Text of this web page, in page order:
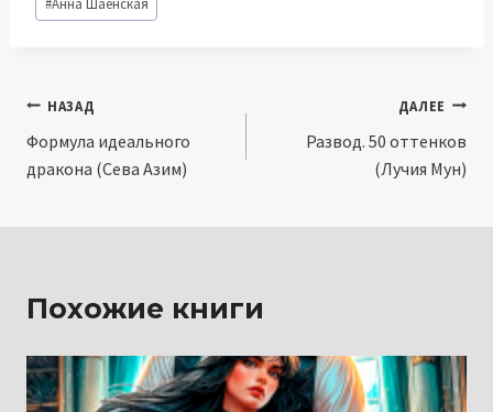
записи:
Навигация
по
НАЗАД
Формула идеального
дракона (Сева Азим)
ДАЛЕЕ
Развод. 50 оттенков
(Лучия Мун)
Похожие книги